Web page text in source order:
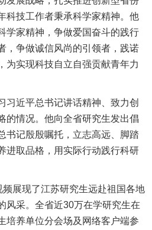
科技工作者秉承科学家精神。他
学家精神，争做爱国奋斗的践行
，争做诚信风尚的引领者，践诺
为实现科技自立自强贡献青年力
习近平总书记讲话精神、致力创
的情况。他向全省研究生发出倡
书记殷殷嘱托，立志高远、脚踏
进取品格，用实际行动践行科研
频展现了江苏研究生远赴祖国各地
风采。全省近30万在学研究生在
培养单位分会场及网络客户端参